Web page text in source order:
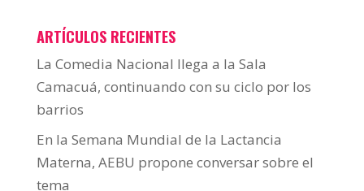
ARTÍCULOS RECIENTES
La Comedia Nacional llega a la Sala
Camacuá, continuando con su ciclo por los
barrios
En la Semana Mundial de la Lactancia
Materna, AEBU propone conversar sobre el
tema